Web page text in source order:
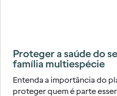
Proteger a saúde do
família multiespécie
Entenda a importância do
proteger quem é parte